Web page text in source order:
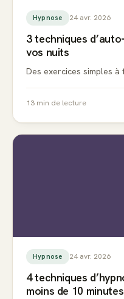
Hypnose 24 avr. 2026
3 techniques
vos nuits
Des exercices simples
13 min de lecture
Hypnose 24 avr. 2026
4 techniques
moins de 10 minutes